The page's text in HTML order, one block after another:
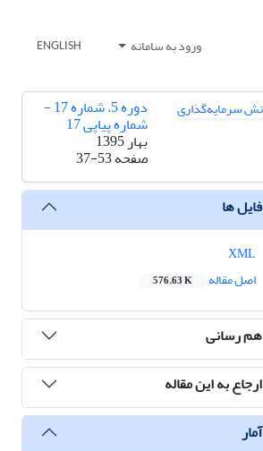
ورود به سامانه ENGLISH
دوره 5، شماره 17 -
شماره پیاپی 17
بهار 1395
صفحه37-53
فایل ها
اصل مقاله
576.63 K
هم رسانی
ارجاع به این مقاله
آمار